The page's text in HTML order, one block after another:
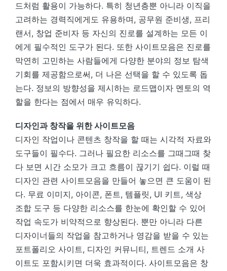
드처럼 활용이 가능하다. 특히 청년층뿐 아니라 이직을
고려하는 경력직에게도 유용하며, 공무원 준비생, 프리
랜서, 창업 준비자 등 자신의 진로를 설계하는 모든 이
에게 필수적인 도구가 된다. 또한 사이트모음은 진로를
막연히 고민하는 사람들에게 다양한 분야의 정보 탐색
기회를 제공함으로써, 더 나은 선택을 할 수 있도록 돕
는다. 정보의 방향성을 제시하는 로드맵이자 멘토의 역
할을 한다는 점에서 매우 유익하다.
디자인과 창작을 위한 사이트모음
디자인 작업이나 콘텐츠 창작을 할 때는 시각적 자료와
도구들이 필수다. 그러나 필요한 리소스를 그때그때 찾
다 보면 시간 소모가 크고 흐름이 끊기기 쉽다. 이럴 때
디자인 관련 사이트모음을 만들어 놓으면 큰 도움이 된
다. 무료 이미지, 아이콘, 폰트, 템플릿, UI 키트, 색상
조합 도구 등 다양한 리소스를 한눈에 확인할 수 있어
작업 속도가 비약적으로 향상된다. 뿐만 아니라 다른
디자이너들의 작업을 참고하거나 영감을 받을 수 있는
포트폴리오 사이트, 디자인 커뮤니티, 트렌드 소개 사
이트도 포함시키면 더욱 효과적이다. 사이트모음은 창